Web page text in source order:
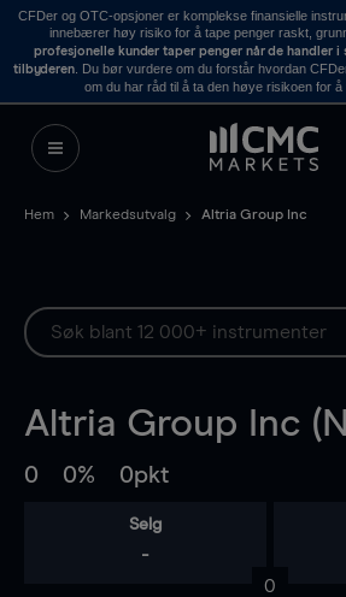
CFDer og OTC-opsjoner er komplekse finansielle
innebærer høy risiko for å tape penger raskt,
profesjonelle kunder taper penger når de handler i
tilbyderen . Du bør vurdere om du forstår hvordan
om du har råd til å ta den høye risikoen for å
Hem Markedsutvalg Altria Group Inc
Altria Group Inc
0 0% 0pkt
Selg
-
0